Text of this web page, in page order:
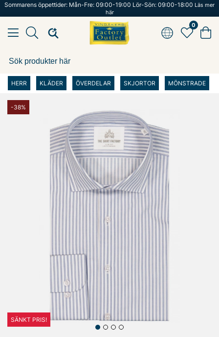
Sommarens öppettider: Mån-Fre: 09:00-19:00 Lör-Sön: 09:00-18:00 Läs mer
här
0
HERR KLÄDER ÖVERDELAR SKJORTOR MÖNSTRADE
-38%
SÄNKT PRIS!